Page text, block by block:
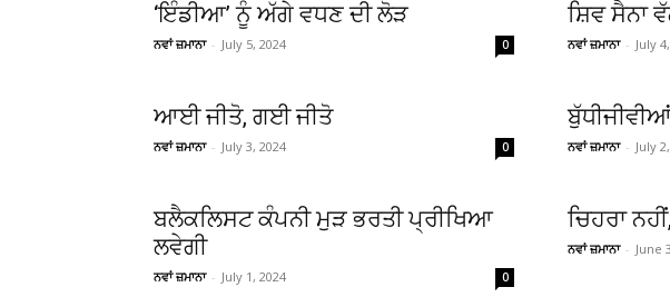
‘ਇੰਡੀਆ’ ਨੂੰ ਅੱਗੇ ਵਧਣ ਦੀ ਲੋੜ
ਨਵਾਂ ਜ਼ਮਾਨਾ - July 5, 2024 0
ਸ਼ਿਵ ਸੈਨਾ
ਨਵਾਂ ਜ਼ਮਾਨਾ - July
ਆਈ ਜੀਤੋ, ਗਈ ਜੀਤੋ
ਨਵਾਂ ਜ਼ਮਾਨਾ - July 3, 2024 0 ਨਵਾਂ ਜ਼ਮਾਨਾ - July
ਬਲੈਕਲਿਸਟ ਕੰਪਨੀ ਮੁੜ ਭਰਤੀ ਪ੍ਰੀਖਿਆ
ਲਵੇਗੀ
ਨਵਾਂ ਜ਼ਮਾਨਾ - July 1, 2024 0
ਚਿਹਰਾ
ਨਵਾਂ ਜ਼ਮਾਨਾ - June